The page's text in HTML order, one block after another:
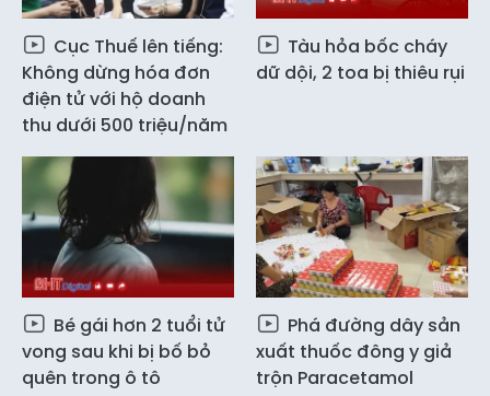
Cục Thuế lên tiếng:
Không dừng hóa đơn
điện tử với hộ doanh
thu dưới 500 triệu/năm
Tàu hỏa bốc cháy
dữ dội, 2 toa bị thiêu rụi
Bé gái hơn 2 tuổi tử
vong sau khi bị bố bỏ
quên trong ô tô
Phá đường dây sản
xuất thuốc đông y giả
trộn Paracetamol